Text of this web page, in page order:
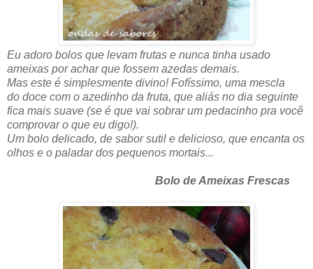
Eu adoro bolos que levam frutas e nunca tinha usado
ameixas por achar que fossem azedas demais.
Mas este é simplesmente divino! Fofíssimo, uma mescla
do doce com o azedinho da fruta, que aliás no dia seguinte
fica mais suave (se é que vai sobrar um pedacinho pra você
comprovar o que eu digo!).
Um bolo delicado, de sabor sutil e delicioso, que encanta os
olhos e o paladar dos pequenos mortais...
Bolo de Ameixas Frescas